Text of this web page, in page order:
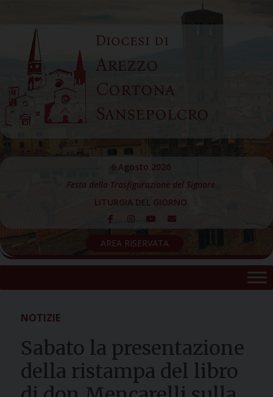
content
Diocesi di
Arezzo
Cortona
Sansepolcro
6 Agosto 2026
Festa della Trasfigurazione del Signore
LITURGIA DEL GIORNO
AREA RISERVATA
NOTIZIE
Sabato la presentazione
della ristampa del libro